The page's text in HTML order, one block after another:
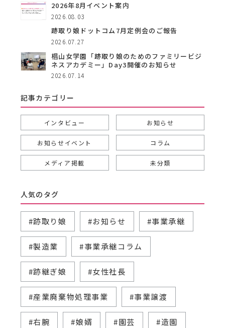
2026年8月イベント案内
2026.08.03
跡取り娘ドットコム7月定例会のご報告
2026.07.27
椙山女学園「跡取り娘のためのファミリービジ
ネスアカデミー」Day3開催のお知らせ
2026.07.14
記事カテゴリー
インタビュー お知らせ
お知らせイベント コラム
メディア掲載 未分類
人気のタグ
#跡取り娘 #お知らせ #事業承継
#製造業 #事業承継コラム
#跡継ぎ娘 #女性社長
#産業廃棄物処理事業 #事業譲渡
#右腕 #娘婿 #園芸 #造園